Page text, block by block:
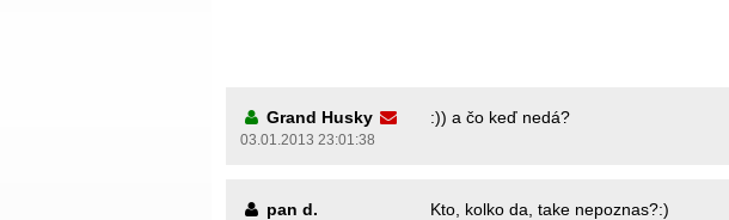
Grand Husky
03.01.2013 23:01:38
:)) a čo keď nedá?
pan d. Kto, kolko da, take nepoznas?:)